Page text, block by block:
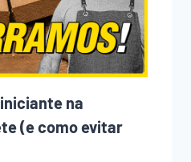
na
(e como evitar